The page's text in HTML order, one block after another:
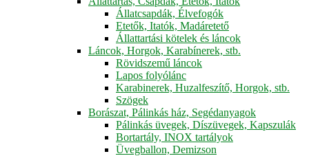
Állatcsapdák, Élvefogók
Etetők, Itatók, Madáretető
Állattartási kötelek és láncok
Láncok, Horgok, Karabínerek, stb.
Rövidszemű láncok
Lapos folyólánc
Karabinerek, Huzalfeszítő, Horgok, stb.
Szögek
Borászat, Pálinkás ház, Segédanyagok
Pálinkás üvegek, Díszüvegek, Kapszulák
Bortartály, INOX tartályok
Üvegballon, Demizson